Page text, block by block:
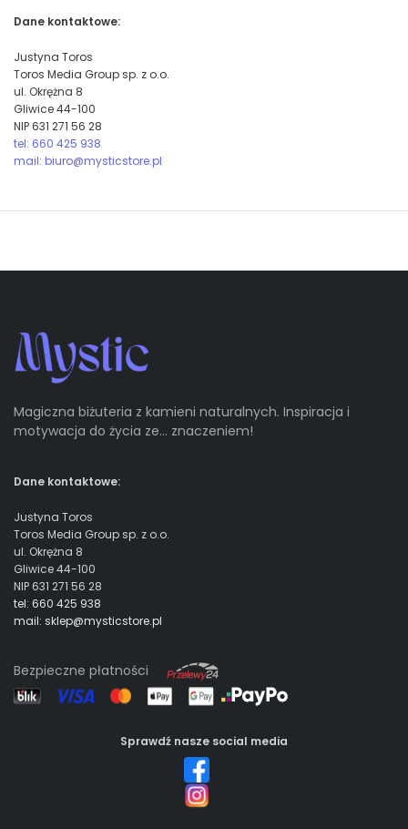
Dane kontaktowe:
Justyna Toros
Toros Media Group sp. z o.o.
ul. Okrężna 8
Gliwice 44-100
NIP 631 271 56 28
tel: 660 425 938
mail: biuro@mysticstore.pl
Magiczna biżuteria z kamieni naturalnych. Inspiracja i
motywacja do życia ze… znaczeniem!
Dane kontaktowe:
Justyna Toros
Toros Media Group sp. z o.o.
ul. Okrężna 8
Gliwice 44-100
NIP 631 271 56 28
tel: 660 425 938
mail: sklep@mysticstore.pl
Bezpieczne płatności
Sprawdź nasze social media